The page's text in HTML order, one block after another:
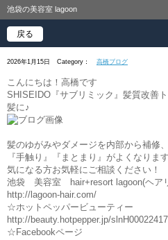
池袋の美容室 lagoon
戻る
2026年1月15日 Category： 高橋ブログ
こんにちは！高橋です
SHISEIDO『サブリミック』髪質改善
髪に♪
髪のゆがみやダメージを内部から補修
『手触り』『まとまり』がよくなりま
気になる方お気軽にご相談ください！
池袋 美容室 hair+resort lagoon(ヘア
http://lagoon-hair.com/
☆ホットペッパービューティー
http://beauty.hotpepper.jp/
☆Facebookページ